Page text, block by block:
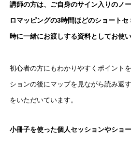
講師の方は、ご自身のサイン入りのノ
ロマッピングの3時間ほどのショート
時に一緒にお渡しする資料としてお使
初心者の方にもわかりやすくポイント
ションの後にマップを見ながら読み返
をいただいています。
小冊子を使った個人セッションやショ